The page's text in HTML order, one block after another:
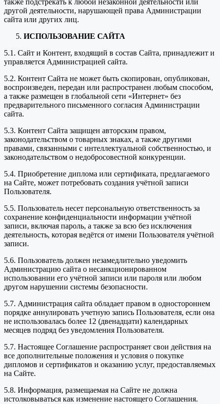
также подстрекать к любой незаконной деятельности или
другой деятельности, нарушающей права Администрации
сайта или других лиц.
ИСПОЛЬЗОВАНИЕ САЙТА
5.1. Сайт и Контент, входящий в состав Сайта, принадлежит и
управляется Администрацией сайта.
5.2. Контент Сайта не может быть скопирован, опубликован,
воспроизведен, передан или распространен любым способом,
а также размещен в глобальной сети «Интернет» без
предварительного письменного согласия Администрации
сайта.
5.3. Контент Сайта защищен авторским правом,
законодательством о товарных знаках, а также другими
правами, связанными с интеллектуальной собственностью, и
законодательством о недобросовестной конкуренции.
5.4. Приобретение диплома или сертификата, предлагаемого
на Сайте, может потребовать создания учётной записи
Пользователя.
5.5. Пользователь несет персональную ответственность за
сохранение конфиденциальности информации учётной
записи, включая пароль, а также за всю без исключения
деятельность, которая ведётся от имени Пользователя учётной
записи.
5.6. Пользователь должен незамедлительно уведомить
Администрацию сайта о несанкционированном
использовании его учётной записи или пароля или любом
другом нарушении системы безопасности.
5.7. Администрация сайта обладает правом в одностороннем
порядке аннулировать учетную запись Пользователя, если она
не использовалась более 12 (двенадцати) календарных
месяцев подряд без уведомления Пользователя.
5.7. Настоящее Соглашение распространяет свои действия на
все дополнительные положения и условия о покупке
дипломов и сертификатов и оказанию услуг, предоставляемых
на Сайте.
5.8. Информация, размещаемая на Сайте не должна
истолковываться как изменение настоящего Соглашения.